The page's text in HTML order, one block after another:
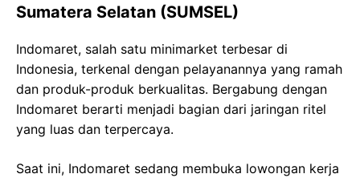
Sumatera Selatan (SUMSEL)
Indomaret, salah satu minimarket terbesar di
Indonesia, terkenal dengan pelayanannya yang ramah
dan produk-produk berkualitas. Bergabung dengan
Indomaret berarti menjadi bagian dari jaringan ritel
yang luas dan terpercaya.
Saat ini, Indomaret sedang membuka lowongan kerja